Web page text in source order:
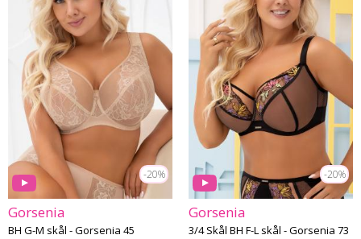
-20%
Gorsenia
BH G-M skål - Gorsenia 45
-20%
Gorsenia
3/4 Skål BH F-L skål - Gorsenia 73